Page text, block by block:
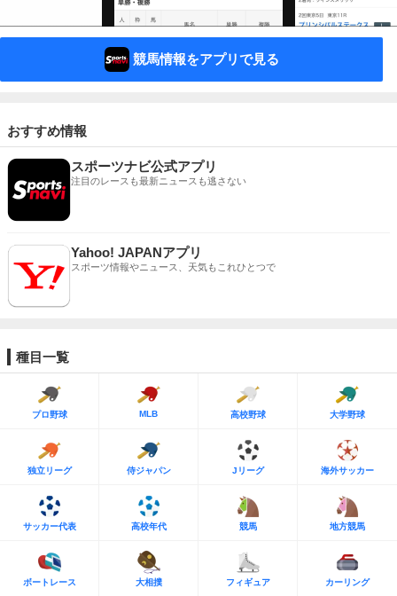
競馬情報をアプリで見る
おすすめ情報
スポーツナビ公式アプリ
注目のレースも最新ニュースも逃さない
Yahoo! JAPANアプリ
スポーツ情報やニュース、天気もこれひとつで
種目一覧
プロ野球 MLB 高校野球 大学野球
独立リーグ 侍ジャパン Jリーグ 海外サッカー
サッカー代表 高校年代 競馬 地方競馬
ボートレース 大相撲 フィギュア カーリング